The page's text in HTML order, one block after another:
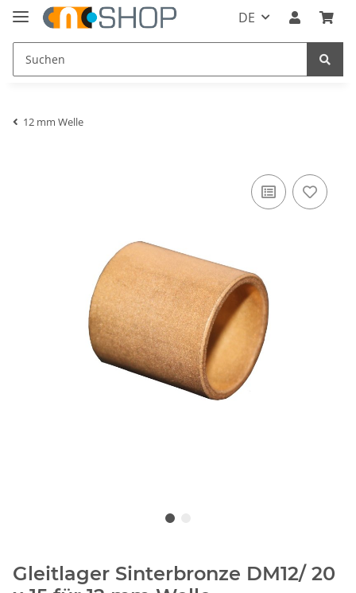
DE
12 mm Welle
Gleitlager Sinterbronze DM12/ 20